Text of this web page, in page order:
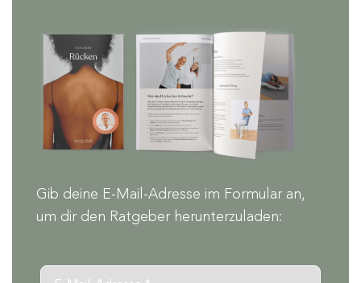
Gib deine E-Mail-Adresse im Formular an,
um dir den Ratgeber herunterzuladen:
Email